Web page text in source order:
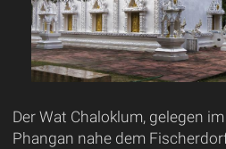
Der Wat Chaloklum, gelegen
Phangan nahe dem